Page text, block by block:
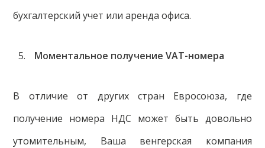
бухгалтерский учет или аренда офиса.
Моментальное получение VAT-номера
В отличие от других стран Евросоюза, где
получение номера НДС может быть довольно
утомительным, Ваша венгерская компания